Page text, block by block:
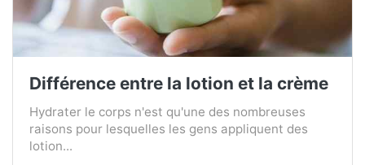
Différence entre la lotion et la crème
Hydrater le corps n'est qu'une des nombreuses
raisons pour lesquelles les gens appliquent des
lotion...